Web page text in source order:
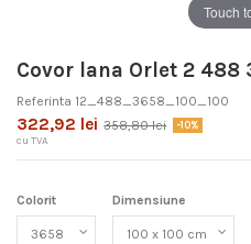
Touch
Covor lana Orlet 2 488
Referinta 12_488_3658_100_100
322,92 lei 358,80 lei -10%
cu TVA
Colorit Dimensiune